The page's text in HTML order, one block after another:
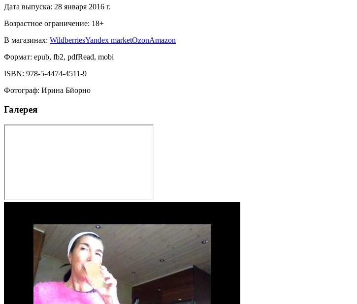
Дата выпуска: 28 января 2016 г.
Возрастное ограничение: 18+
В магазинах: WildberriesYandex marketOzonAmazon
Формат: epub, fb2, pdfRead, mobi
ISBN: 978-5-4474-4511-9
Фотограф: Ирина Бйорно
Галерея